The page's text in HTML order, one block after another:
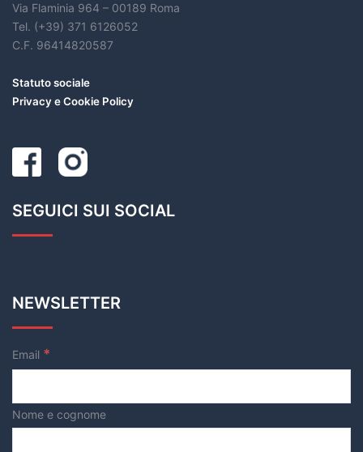
Via Flaminia 964 – 00189 Roma
Tel. (+39) 371 6126052
C.F. 96414820587
Statuto sociale
Privacy e Cookie Policy
SEGUICI SUI SOCIAL
NEWSLETTER
Email *
Nome e cognome